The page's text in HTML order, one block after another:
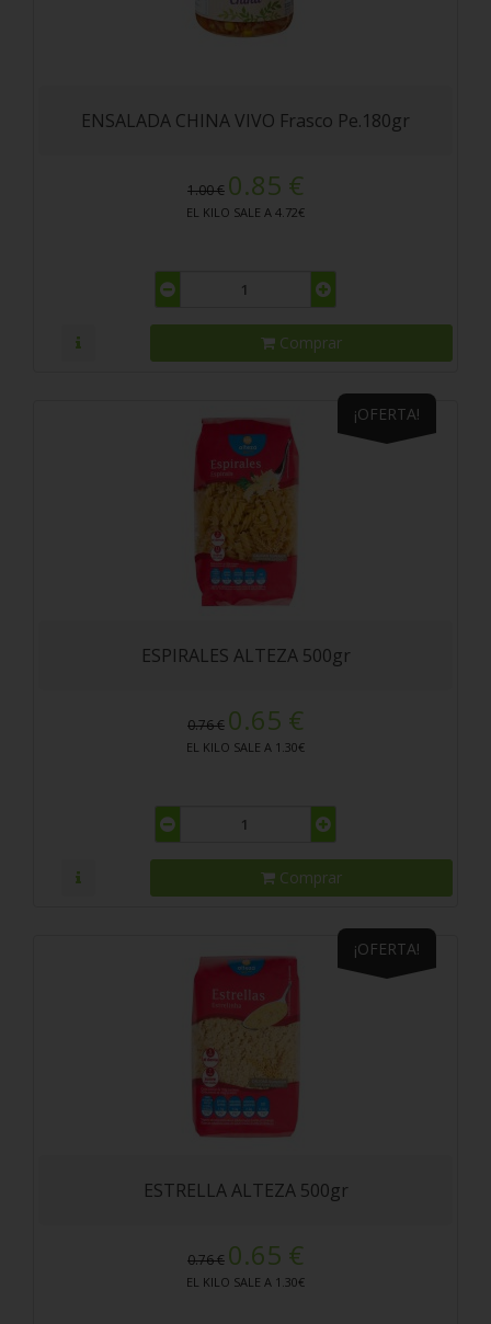
ENSALADA CHINA VIVO Frasco Pe.180gr
1.00 € 0.85 €
EL KILO SALE A 4.72€
Comprar
¡OFERTA!
ESPIRALES ALTEZA 500gr
0.76 € 0.65 €
EL KILO SALE A 1.30€
Comprar
¡OFERTA!
ESTRELLA ALTEZA 500gr
0.76 € 0.65 €
EL KILO SALE A 1.30€